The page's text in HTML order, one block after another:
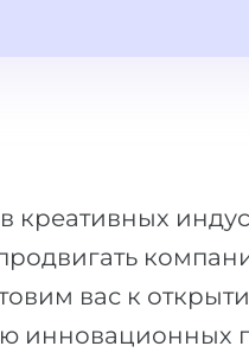
вас к
инновационных